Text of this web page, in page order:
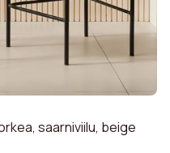
saarniviilu, beige